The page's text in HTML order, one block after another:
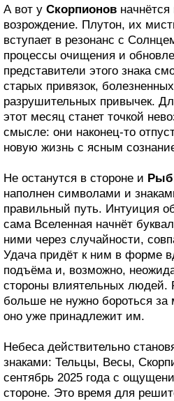
А вот у Скорпионов
возрождение. Плутон, их
вступает в резонанс с
процессы очищения и
представители этого знака
старых привязок,
разрушительных привычек.
этот месяц станет точкой
смысле: они наконец-то
новую жизнь с ясным
Не останутся в стороне и
наполнен символами и
правильный путь. Интуиция
сама Вселенная начнёт
ними через случайности,
Удача придёт к ним в форме
подъёма и, возможно,
стороны влиятельных людей.
больше не нужно бороться
оно уже принадлежит им.
Небеса действительно
знаками: Тельцы, Весы,
сентябрь 2025 года с
стороне. Это время для